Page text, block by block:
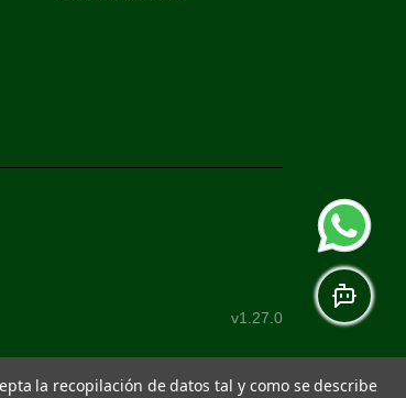
v1.27.0
la recopilación de datos tal y como se describe